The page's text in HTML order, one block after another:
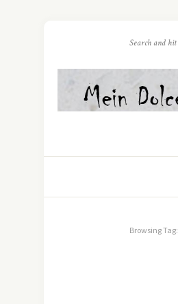
Browsing Tag: